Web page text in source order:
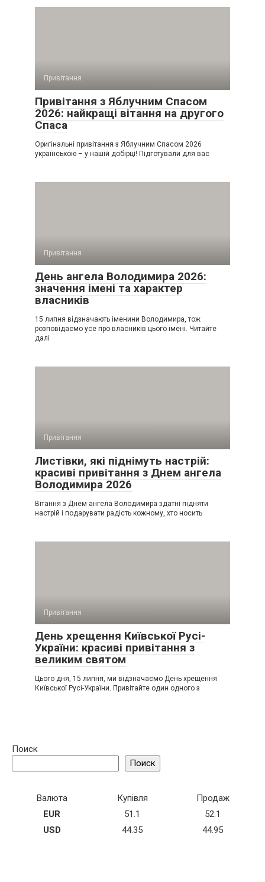
Привітання
Привітання з Яблучним Спасом
2026: найкращі вітання на другого
Спаса
Оригінальні привітання з Яблучним Спасом 2026
українською – у нашій добірці! Підготували для вас
Привітання
День ангела Володимира 2026:
значення імені та характер
власників
15 липня відзначають іменини Володимира, тож
розповідаємо усе про власників цього імені. Читайте
далі
Привітання
Листівки, які піднімуть настрій:
красиві привітання з Днем ангела
Володимира 2026
Вітання з Днем ангела Володимира здатні підняти
настрій і подарувати радість кожному, хто носить
Привітання
День хрещення Київської Русі-
України: красиві привітання з
великим святом
Цього дня, 15 липня, ми відзначаємо День хрещення
Київської Русі-України. Привітайте один одного з
Поиск
Поиск
Валюта Купівля
Продаж
EUR
51.1
52.1
USD
44.35 44.95